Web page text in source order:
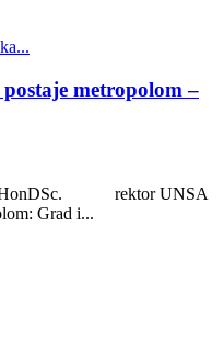
metropolom –
HonDSc. rektor UNSA
Grad i...